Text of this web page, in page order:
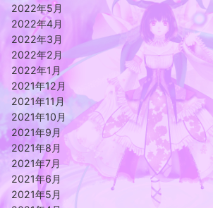
2022年5月
2022年4月
2022年3月
2022年2月
2022年1月
2021年12月
2021年11月
2021年10月
2021年9月
2021年8月
2021年7月
2021年6月
2021年5月